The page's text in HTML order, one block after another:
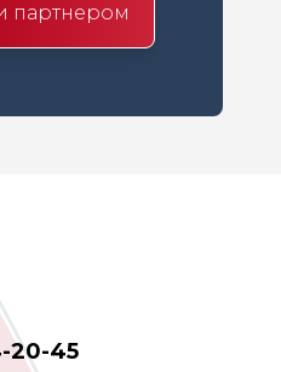
партнером
20-45